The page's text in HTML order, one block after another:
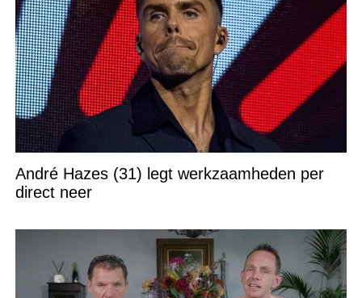
André Hazes (31) legt werkzaamheden per
direct neer